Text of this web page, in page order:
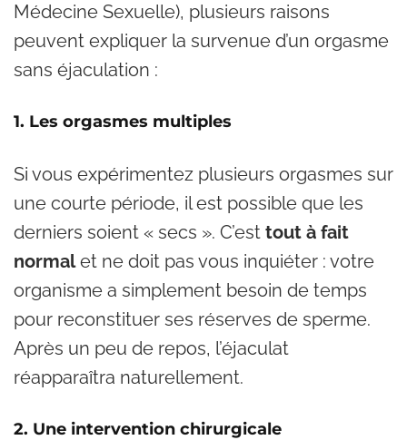
Médecine Sexuelle), plusieurs raisons
peuvent expliquer la survenue d’un orgasme
sans éjaculation :
1. Les orgasmes multiples
Si vous expérimentez plusieurs orgasmes sur
une courte période, il est possible que les
derniers soient « secs ». C’est tout à fait
normalet ne doit pas vous inquiéter : votre
organisme a simplement besoin de temps
pour reconstituer ses réserves de sperme.
Après un peu de repos, l’éjaculat
réapparaîtra naturellement.
2. Une intervention chirurgicale